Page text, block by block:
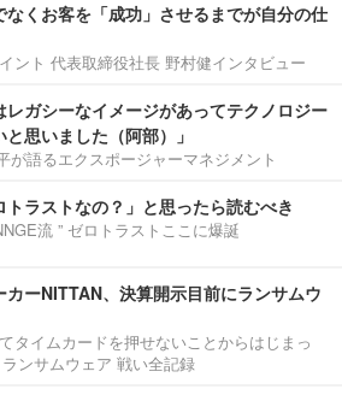
なくお客を「成功」させるまでが自分の仕
ント 代表取締役社長 野村健インタビュー
レガシーなイメージがあってテクノロジー
思いました（阿部）」
が語るエクスポージャーマネジメント
トラストなの？」と思ったら読むべき
流 ” ゼロトラストここに爆誕
カーNITTAN、決算開示目前にランサムウ
タイムカードを押せないことからはじまっ
ンサムウェア 戦い全記録